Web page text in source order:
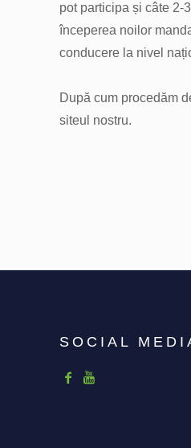
pot participa și câte 2-
începerea noilor
conducere la nivel
După cum procedăm
siteul nostru.
SOCIAL